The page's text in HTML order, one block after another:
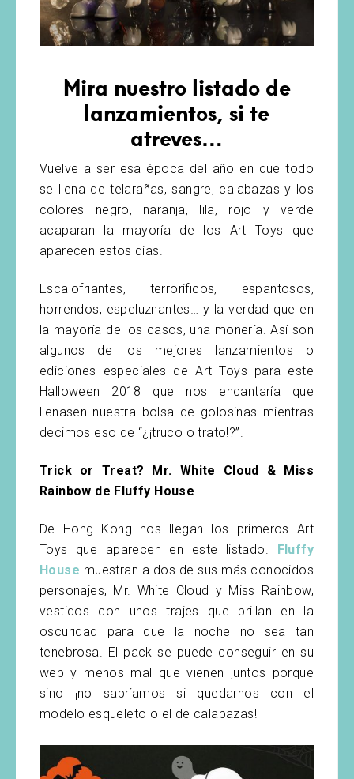
Mira nuestro listado de
lanzamientos, si te
atreves…
Vuelve a ser esa época del año en que todo
se llena de telarañas, sangre, calabazas y los
colores negro, naranja, lila, rojo y verde
acaparan la mayoría de los Art Toys que
aparecen estos días.
Escalofriantes, terroríficos, espantosos,
horrendos, espeluznantes… y la verdad que en
la mayoría de los casos, una monería. Así son
algunos de los mejores lanzamientos o
ediciones especiales de Art Toys para este
Halloween 2018 que nos encantaría que
llenasen nuestra bolsa de golosinas mientras
decimos eso de “¿¡truco o trato!?”.
Trick or Treat? Mr. White Cloud & Miss
Rainbow de Fluffy House
De Hong Kong nos llegan los primeros Art
Toys que aparecen en este listado. Fluffy
House muestran a dos de sus más conocidos
personajes, Mr. White Cloud y Miss Rainbow,
vestidos con unos trajes que brillan en la
oscuridad para que la noche no sea tan
tenebrosa. El pack se puede conseguir en su
web y menos mal que vienen juntos porque
sino ¡no sabríamos si quedarnos con el
modelo esqueleto o el de calabazas!